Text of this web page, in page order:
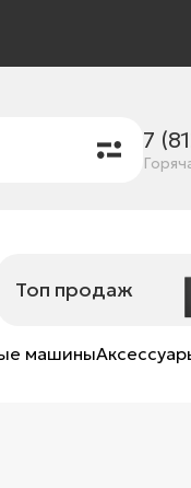
7
Топ продаж
машины